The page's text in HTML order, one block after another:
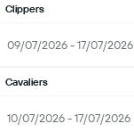
Clippers
09/07/2026 - 17/07/2026
Cavaliers
10/07/2026 - 17/07/2026